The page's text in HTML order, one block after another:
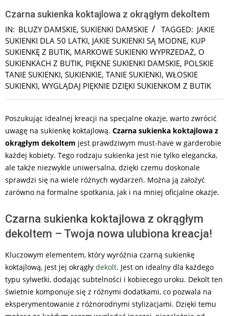
Czarna sukienka koktajlowa z okrągłym dekoltem
IN: BLUZY DAMSKIE, SUKIENKI DAMSKIE TAGGED: JAKIE
SUKIENKI DLA 50 LATKI, JAKIE SUKIENKI SĄ MODNE, KUP
SUKIENKĘ Z BUTIK, MARKOWE SUKIENKI WYPRZEDAŻ, O
SUKIENKACH Z BUTIK, PIĘKNE SUKIENKI DAMSKIE, POLSKIE
TANIE SUKIENKI, SUKIENKIE, TANIE SUKIENKI, WŁOSKIE
SUKIENKI, WYGLĄDAJ PIĘKNIE DZIĘKI SUKIENKOM Z BUTIK
Poszukując idealnej kreacji na specjalne okazje, warto zwrócić
uwagę na sukienkę koktajlową. Czarna sukienka koktajlowa z
okrągłym dekoltem jest prawdziwym must-have w garderobie
każdej kobiety. Tego rodzaju sukienka jest nie tylko elegancka,
ale także niezwykle uniwersalna, dzięki czemu doskonale
sprawdzi się na wiele różnych wydarzeń. Można ją założyć
zarówno na formalne spotkania, jak i na mniej oficjalne okazje.
Czarna sukienka koktajlowa z okrągłym
dekoltem – Twoja nowa ulubiona kreacja!
Kluczowym elementem, który wyróżnia czarną sukienkę
koktajlową, jest jej okrągły dekolt. Jest on idealny dla każdego
typu sylwetki, dodając subtelności i kobiecego uroku. Dekolt ten
świetnie komponuje się z różnymi dodatkami, co pozwala na
eksperymentowanie z różnorodnymi stylizacjami. Dzięki temu